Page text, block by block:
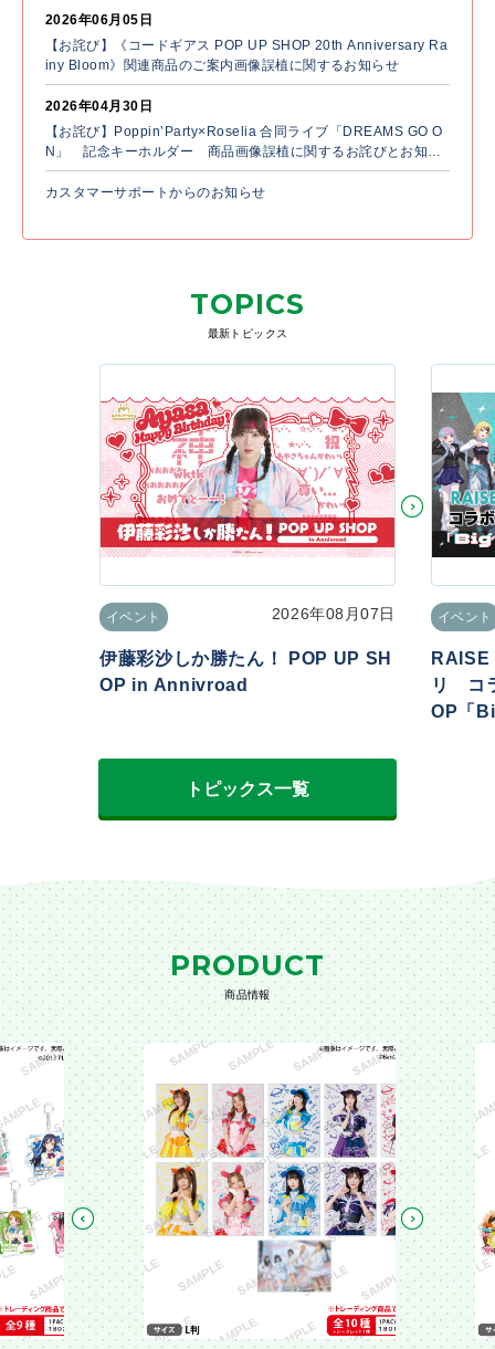
2026年06月05日
【お詫び】《コードギアス POP UP SHOP 20th Anniversary Ra
iny Bloom》関連商品のご案内画像誤植に関するお知らせ
2026年04月30日
【お詫び】Poppin’Party×Roselia 合同ライブ「DREAMS GO O
N」 記念キーホルダー 商品画像誤植に関するお詫びとお知ら
せ
カスタマーサポートからのお知らせ
TOPICS
最新トピックス
イベント 2026年08月07日
伊藤彩沙しか勝たん！ POP UP SH
OP in Annivroad
イベント
RAISE
リ コ
OP「
トピックス一覧
PRODUCT
商品情報